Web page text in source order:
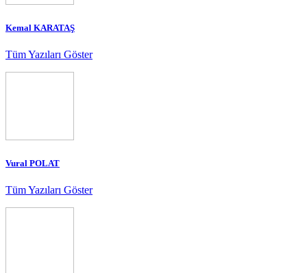
Kemal KARATAŞ
Tüm Yazıları Göster
Vural POLAT
Tüm Yazıları Göster